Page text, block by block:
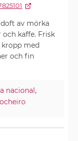
av mörka
och kaffe. Frisk
med
och fin
nacional,